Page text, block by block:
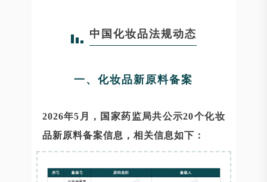
中国化妆品法规动态
一、化妆品新原料备案
2026年5月，国家药监局共公示20个化妆
品新原料备案信息，相关信息如下：